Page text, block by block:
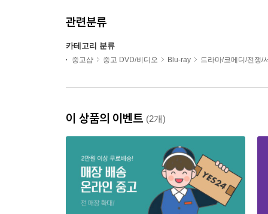
관련분류
카테고리 분류
중고샵 중고 DVD/비디오 Blu-ray 드라마/코메디/전쟁/
이 상품의 이벤트 (2개)